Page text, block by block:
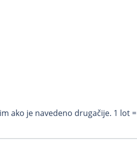
ako je navedeno drugačije. 1 lot =